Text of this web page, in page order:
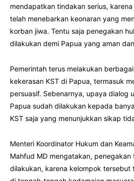
mendapatkan tindakan serius,
telah menebarkan keonaran yang
korban jiwa. Tentu saja penegakan
dilakukan demi Papua yang aman
Pemerintah terus melakukan
kekerasan KST di Papua, termasuk
persuasif. Sebenarnya, upaya dialog
Papua sudah dilakukan kepada
KST saja yang menunjukkan sikap
Menteri Koordinator Hukum dan
Mahfud MD mengatakan, penegakan
dilakukan, karena kelompok tersebut